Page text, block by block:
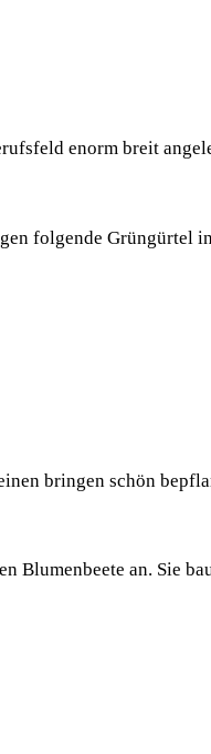
enorm breit
folgende Grüngürtel
bringen schön
an. Sie